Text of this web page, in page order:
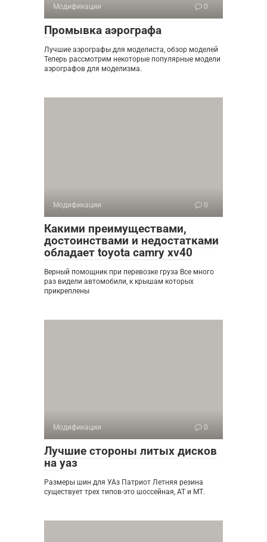
Модификации 0
Промывка аэрографа
Лучшие аэрографы для моделиста, обзор моделей
Теперь рассмотрим некоторые популярные модели
аэрографов для моделизма.
Модификации 0
Какими преимуществами,
достоинствами и недостатками
обладает toyota camry xv40
Верный помощник при перевозке груза Все много
раз видели автомобили, к крышам которых
прикреплены
Модификации 0
Лучшие стороны литых дисков
на уаз
Размеры шин для УАз Патриот Летняя резина
существует трех типов-это шоссейная, АТ и МТ.